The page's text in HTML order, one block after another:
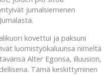
jumalsiemenen
kovettui ja paksuni
luomistyökaluunsa nimeltä
Alter Egonsa, illuusion,
Tämä keskittyminen